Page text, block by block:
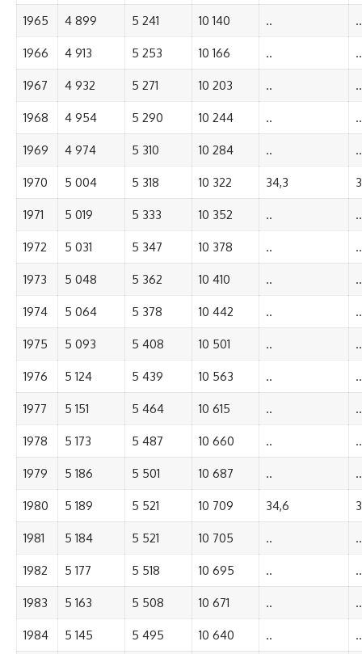
1965 4 899 5 241 10 140 .. ..
1966 4 913 5 253 10 166 .. ..
1967 4 932 5 271 10 203 .. ..
1968 4 954 5 290 10 244 .. ..
1969 4 974 5 310 10 284 .. ..
1970 5 004 5 318 10 322 34,3
1971 5 019 5 333 10 352 .. ..
1972 5 031 5 347 10 378 .. ..
1973 5 048 5 362 10 410 .. ..
1974 5 064 5 378 10 442 .. ..
1975 5 093 5 408 10 501 .. ..
1976 5 124 5 439 10 563 .. ..
1977 5 151 5 464 10 615 .. ..
1978 5 173 5 487 10 660 .. ..
1979 5 186 5 501 10 687 .. ..
1980 5 189 5 521 10 709 34,6
1981 5 184 5 521 10 705 .. ..
1982 5 177 5 518 10 695 .. ..
1983 5 163 5 508 10 671 .. ..
1984 5 145 5 495 10 640 .. ..